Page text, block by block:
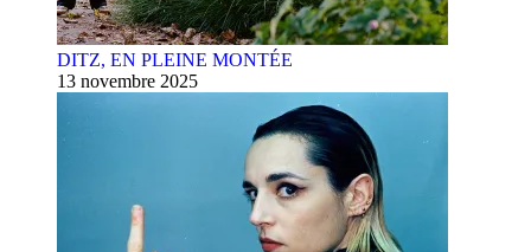
DITZ, EN PLEINE MONTÉE
13 novembre 2025